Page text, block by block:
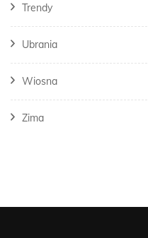
Trendy
Ubrania
Wiosna
Zima